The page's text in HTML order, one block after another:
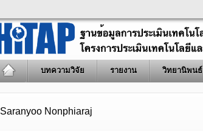
บทความวิจัย รายงาน วิทยานิพนธ์
Saranyoo Nonphiaraj